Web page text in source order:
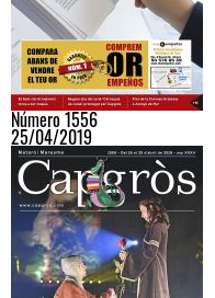
Número 1556
25/04/2019